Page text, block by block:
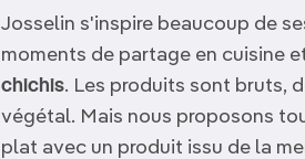
Josselin s'inspire beaucoup de
moments de partage en cuisine
chichis. Les produits sont bruts,
végétal. Mais nous proposons
plat avec un produit issu de la